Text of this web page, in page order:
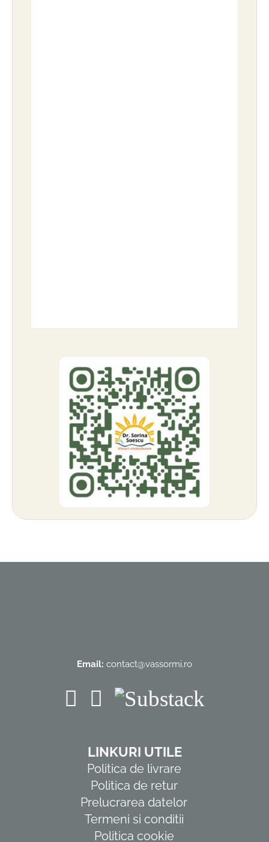
Email: contact@vassormi.ro
LINKURI UTILE
Politica de livrare
Politica de retur
Prelucrarea datelor
Termeni si conditii
Politica cookie